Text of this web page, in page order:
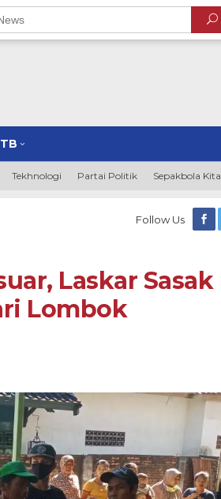
Tekhnologi Partai Politik Sepakbola Kita
Follow Us
Laskar Sasak
Lombok